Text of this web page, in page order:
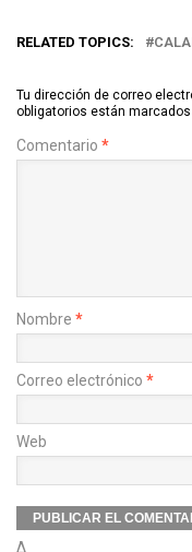
RELATED TOPICS:
Tu dirección de correo
obligatorios están
Comentario *
Nombre *
Correo electrónico *
Web
Δ